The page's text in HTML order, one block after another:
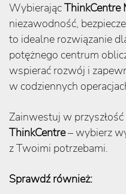
WybierającThinkCentre
niezawodność,
to idealne rozwiązanie
potężnego centrum
wspierać rozwój i
w codziennych
Zainwestuj w
ThinkCentre– wybierz
z Twoimi potrzebami.
Sprawdź również: